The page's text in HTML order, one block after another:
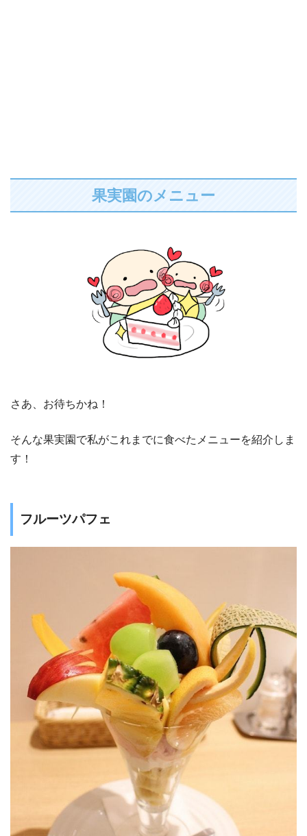
果実園のメニュー
さあ、お待ちかね！
そんな果実園で私がこれまでに食べたメニューを紹介しま
す！
フルーツパフェ